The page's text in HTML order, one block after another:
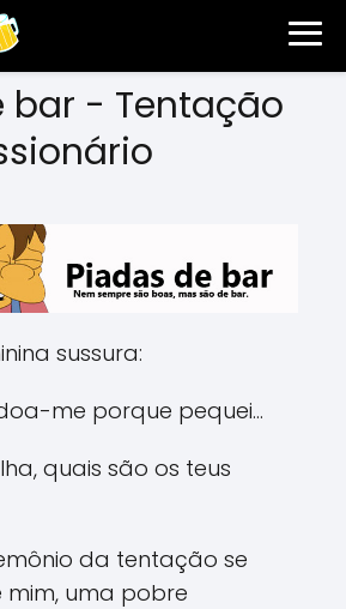
bar - Tentação
sussura:
me porque pequei...
quais são os teus
da tentação se
uma pobre